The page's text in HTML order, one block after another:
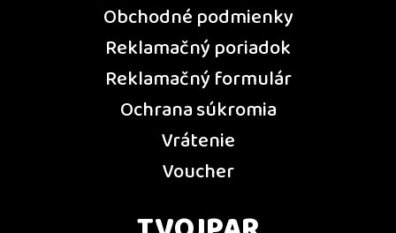
Obchodné podmienky
Reklamačný poriadok
Reklamačný formulár
Ochrana súkromia
Vrátenie
Voucher